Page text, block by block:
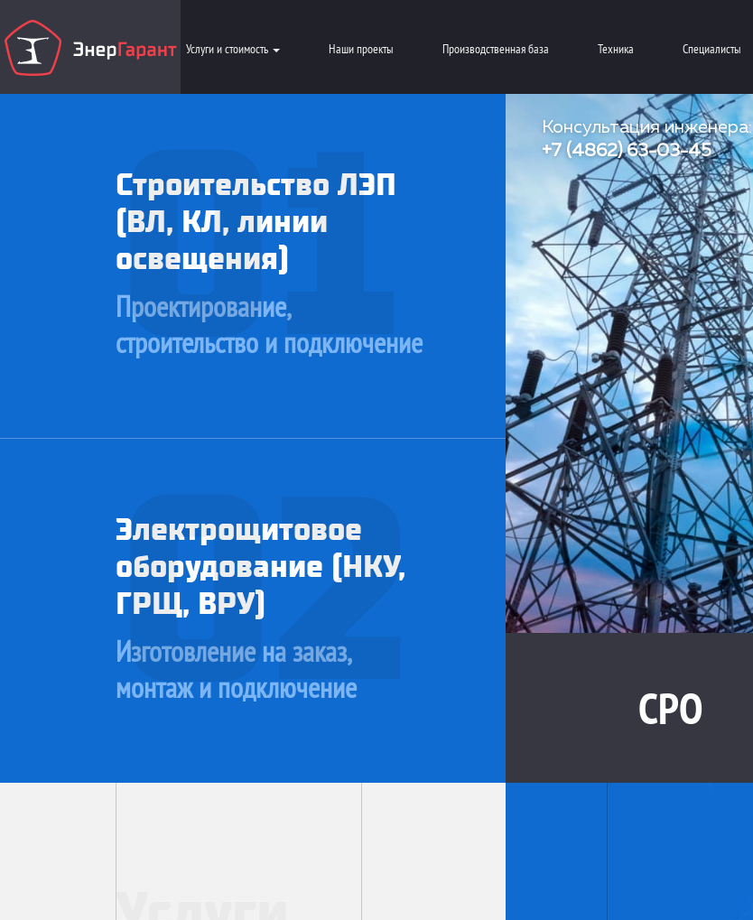
Услуги и стоимость Наши проекты Производственная база Техника Специалисты
01
Строительство ЛЭП
(ВЛ, КЛ, линии
освещения)
Проектирование,
строительство и подключение
02
Электрощитовое
оборудование (НКУ,
ГРЩ, ВРУ)
Изготовление на заказ,
монтаж и подключение
Консультация инженера:
+7 (4862) 63-03-45
СРО